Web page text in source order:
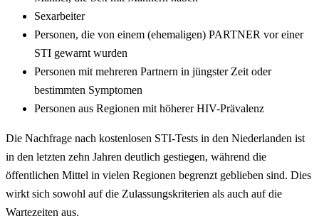
Sexarbeiter
Personen, die von einem (ehemaligen) PARTNER vor einer
STI gewarnt wurden
Personen mit mehreren Partnern in jüngster Zeit oder
bestimmten Symptomen
Personen aus Regionen mit höherer HIV-Prävalenz
Die Nachfrage nach kostenlosen STI-Tests in den Niederlanden ist
in den letzten zehn Jahren deutlich gestiegen, während die
öffentlichen Mittel in vielen Regionen begrenzt geblieben sind. Dies
wirkt sich sowohl auf die Zulassungskriterien als auch auf die
Wartezeiten aus.